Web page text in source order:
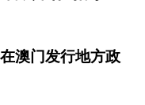
澳门发行地方政